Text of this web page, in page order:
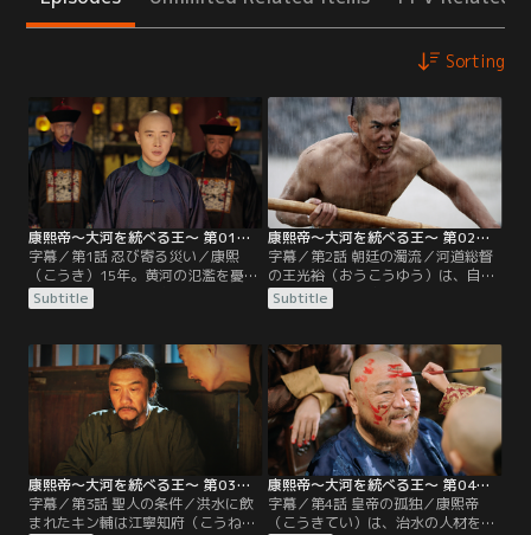
Sorting
康熙帝～大河を統べる王～ 第01話／字幕
字幕／第1話 忍び寄る災い／康熙
（こうき）15年。黄河の氾濫を憂慮
する皇帝・康熙は、家臣らに河川を
守るよう強く命じる。しかし続く長
は迫り来る濁流におじけづく人々を
安徽巡撫（あんきじゅんぶ）のキン
輔が鼓舞し、必死に堤防を守ってい
た。状況が厳しさを増す中、キン輔
は水の流れを変えるため、対岸の堤
防の爆破を指示する。
Subtitle
康熙帝～大河を統べる王～ 第02話／字幕
字幕／第2話 朝廷の濁流／河道総督
の王光裕（おうこうゆう）は、自分
の汚職と決壊の責任をキン輔に取ら
せようと、処刑を宣告する。朝廷で
はねるのか調査をするかで各々の思
惑が渦巻いていた。康熙帝は、黒幕
を暴くため、吏部尚書の納蘭明珠
（ナラミンジュ）に協力を求めるこ
とに。一方、王光裕は死を覚悟して
娘にある宝物を託す。
Subtitle
康熙帝～大河を統べる王～ 第03話／字幕
字幕／第3話 聖人の条件／洪水に飲
まれたキン輔は江寧知府（こうねい
康熙帝～大河を統べる王～ 第04話／字幕
字幕／第4話 皇帝の孤独／康熙帝
（こうきてい）は、治水の人材を求